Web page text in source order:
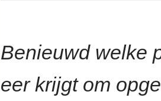
Benieuwd welke
eer krijgt om